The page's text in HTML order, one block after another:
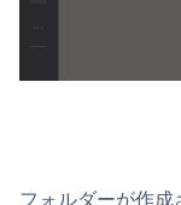
フォルダーが作成